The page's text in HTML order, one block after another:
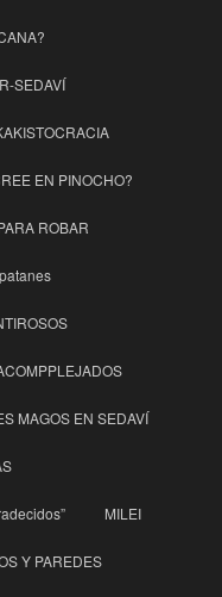
SEDAVÍ
EN PINOCHO?
ROBAR
MAGOS EN SEDAVÍ
MILEI
Y PAREDES